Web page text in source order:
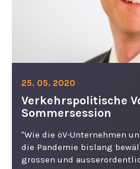
25. 05. 2020
Verkehrspolitische
Sommersession
"Wie die öV-Unternehmen
die Pandemie bislang
grossen und